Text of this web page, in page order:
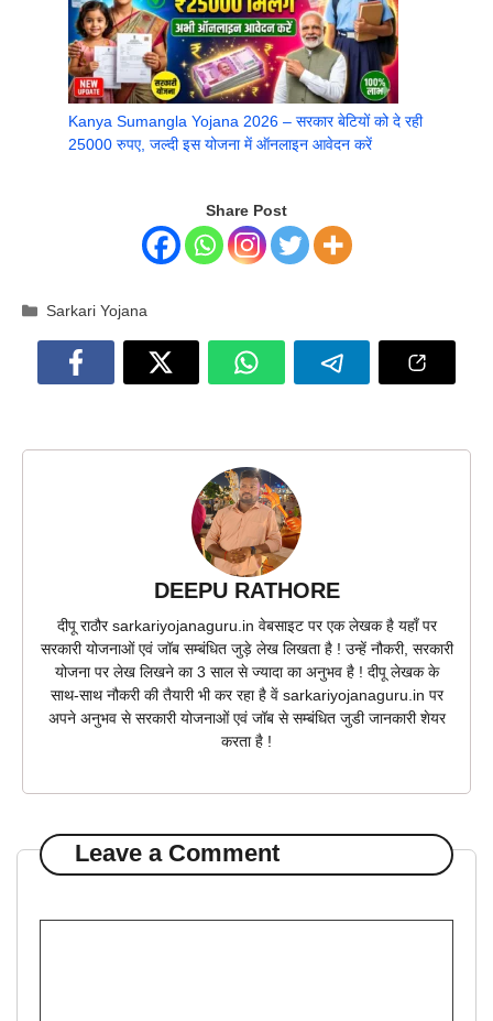
Kanya Sumangla Yojana 2026 – सरकार बेटियों को दे रही
25000 रुपए, जल्दी इस योजना में ऑनलाइन आवेदन करें
Share Post
Categories
Sarkari Yojana
DEEPU RATHORE
दीपू राठौर sarkariyojanaguru.in वेबसाइट पर एक लेखक है यहाँ पर
सरकारी योजनाओं एवं जॉब सम्बंधित जुड़े लेख लिखता है ! उन्हें नौकरी, सरकारी
योजना पर लेख लिखने का 3 साल से ज्यादा का अनुभव है ! दीपू लेखक के
साथ-साथ नौकरी की तैयारी भी कर रहा है वें sarkariyojanaguru.in पर
अपने अनुभव से सरकारी योजनाओं एवं जॉब से सम्बंधित जुडी जानकारी शेयर
करता है !
Leave a Comment